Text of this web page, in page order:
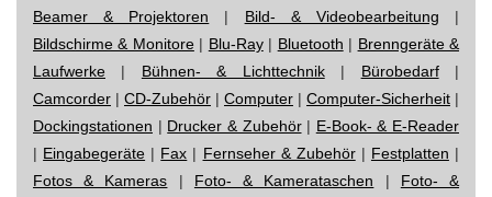
Beamer & Projektoren | Bild- & Videobearbeitung |
Bildschirme & Monitore| Blu-Ray| Bluetooth | Brenngeräte &
Laufwerke | Bühnen- & Lichttechnik| Bürobedarf|
Camcorder | CD-Zubehör | Computer | Computer-Sicherheit |
Dockingstationen | Drucker & Zubehör| E-Book- & E-Reader
| Eingabegeräte | Fax | Fernseher & Zubehör| Festplatten |
Fotos & Kameras | Foto- & Kamerataschen | Foto- &